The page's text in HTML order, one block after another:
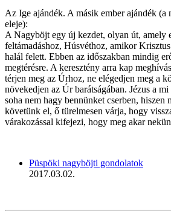
Az Ige ajándék. A másik ember ajándék (a
eleje):
A Nagyböjt egy új kezdet, olyan út, amely
feltámadáshoz, Húsvéthoz, amikor
halál felett. Ebben az időszakban mindig
megtérésre. A keresztény arra kap
térjen meg az Úrhoz, ne elégedjen meg a
növekedjen az Úr barátságában. Jézus a
soha nem hagy bennünket cserben, hiszen
követünk el, ő türelmesen várja, hogy
várakozással kifejezi, hogy meg akar
Püspöki nagyböjti gondolatok
2017.03.02.